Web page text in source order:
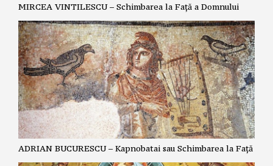
MIRCEA VINTILESCU – Schimbarea la Față a Domnului
ADRIAN BUCURESCU – Kapnobatai sau Schimbarea la Față